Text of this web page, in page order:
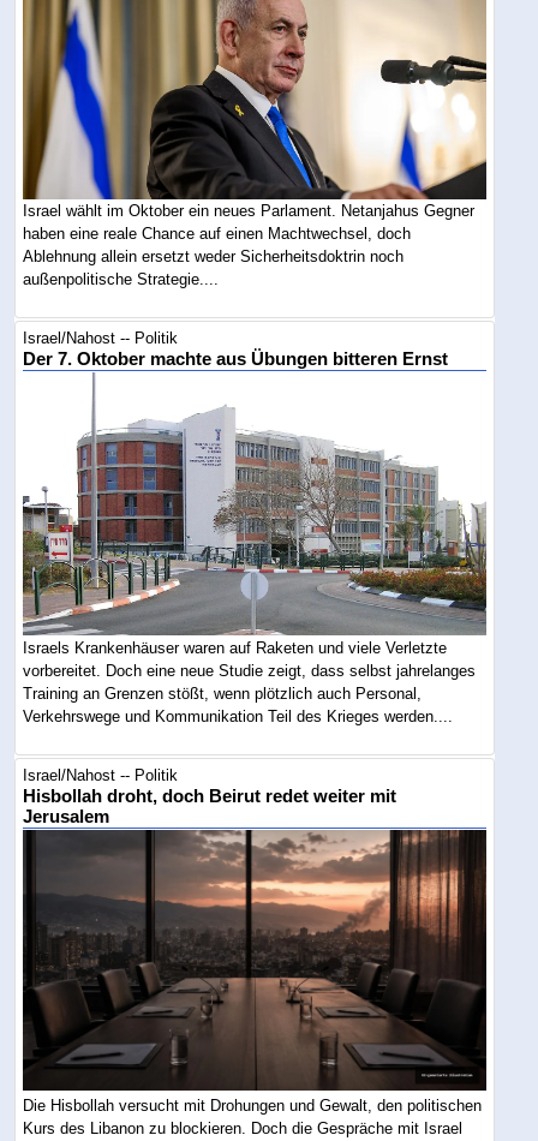
Israel wählt im Oktober ein neues Parlament. Netanjahus Gegner
haben eine reale Chance auf einen Machtwechsel, doch
Ablehnung allein ersetzt weder Sicherheitsdoktrin noch
außenpolitische Strategie....
Israel/Nahost -- Politik
Der 7. Oktober machte aus Übungen bitteren Ernst
Israels Krankenhäuser waren auf Raketen und viele Verletzte
vorbereitet. Doch eine neue Studie zeigt, dass selbst jahrelanges
Training an Grenzen stößt, wenn plötzlich auch Personal,
Verkehrswege und Kommunikation Teil des Krieges werden....
Israel/Nahost -- Politik
Hisbollah droht, doch Beirut redet weiter mit
Jerusalem
Die Hisbollah versucht mit Drohungen und Gewalt, den politischen
Kurs des Libanon zu blockieren. Doch die Gespräche mit Israel